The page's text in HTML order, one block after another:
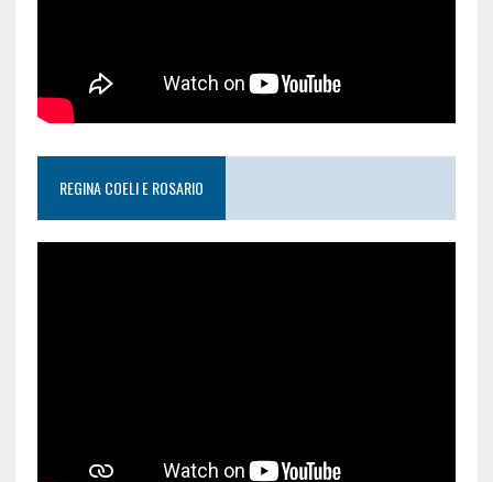
REGINA COELI E ROSARIO